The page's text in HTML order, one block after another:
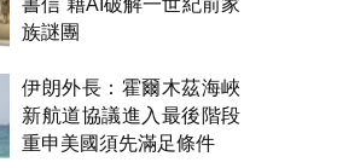
族謎團
伊朗外長：霍爾木茲海峽
新航道協議進入最後階段
重申美國須先滿足條件